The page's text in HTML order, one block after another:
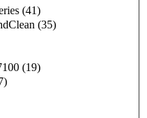
(41)
(35)
(19)